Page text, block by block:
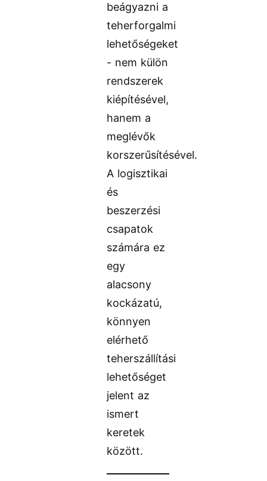
beágyazni a
teherforgalmi
lehetőségeket
- nem külön
rendszerek
kiépítésével,
hanem a
meglévők
korszerűsítésével.
A logisztikai
és
beszerzési
csapatok
számára ez
egy
alacsony
kockázatú,
könnyen
elérhető
teherszállítási
lehetőséget
jelent az
ismert
keretek
között.